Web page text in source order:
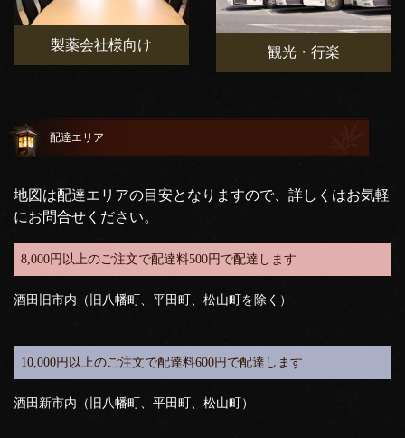
製薬会社様向け 観光・行楽
配達エリア
地図は配達エリアの目安となりますので、詳しくはお気軽
にお問合せください。
8,000円以上のご注文で配達料500円で配達します
酒田旧市内（旧八幡町、平田町、松山町を除く）
10,000円以上のご注文で配達料600円で配達します
酒田新市内（旧八幡町、平田町、松山町）